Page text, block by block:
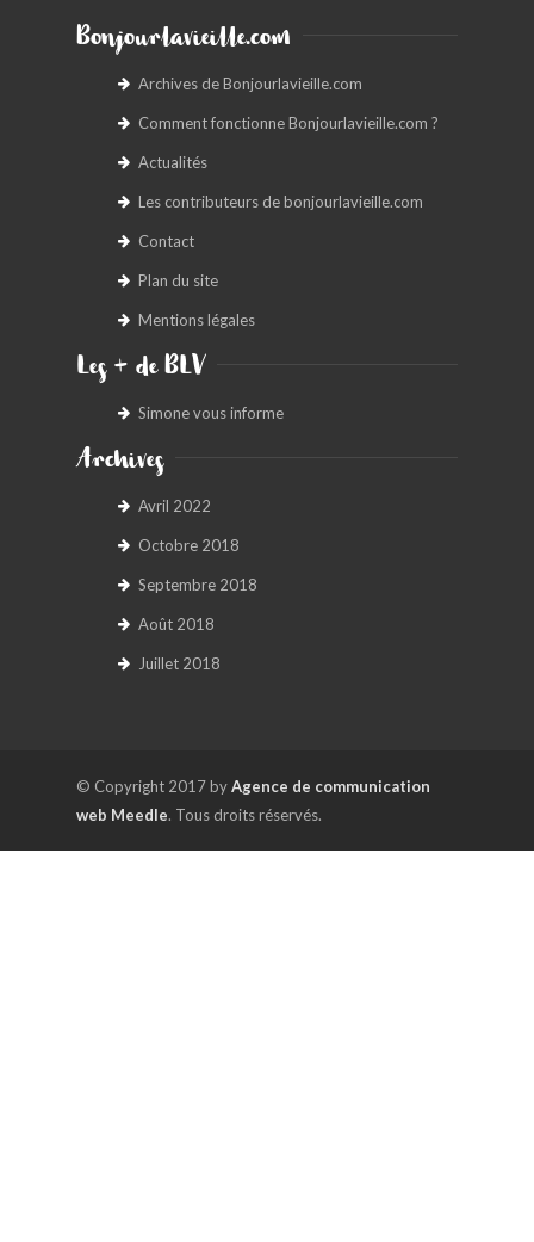
Bonjourlavieille.com
Archives de Bonjourlavieille.com
Comment fonctionne Bonjourlavieille.com ?
Actualités
Les contributeurs de bonjourlavieille.com
Contact
Plan du site
Mentions légales
Les + de BLV
Simone vous informe
Archives
Avril 2022
Octobre 2018
Septembre 2018
Août 2018
Juillet 2018
© Copyright 2017 byAgence de communication
web Meedle. Tous droits réservés.